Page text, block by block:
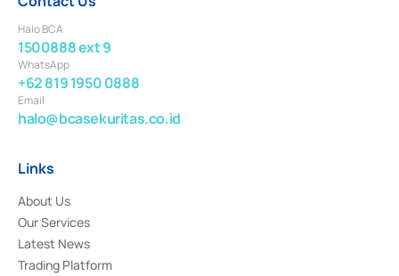
Halo BCA
1500888 ext 9
WhatsApp
+62 819 1950 0888
Email
halo@bcasekuritas.co.id
Links
About Us
Our Services
Latest News
Trading Platform